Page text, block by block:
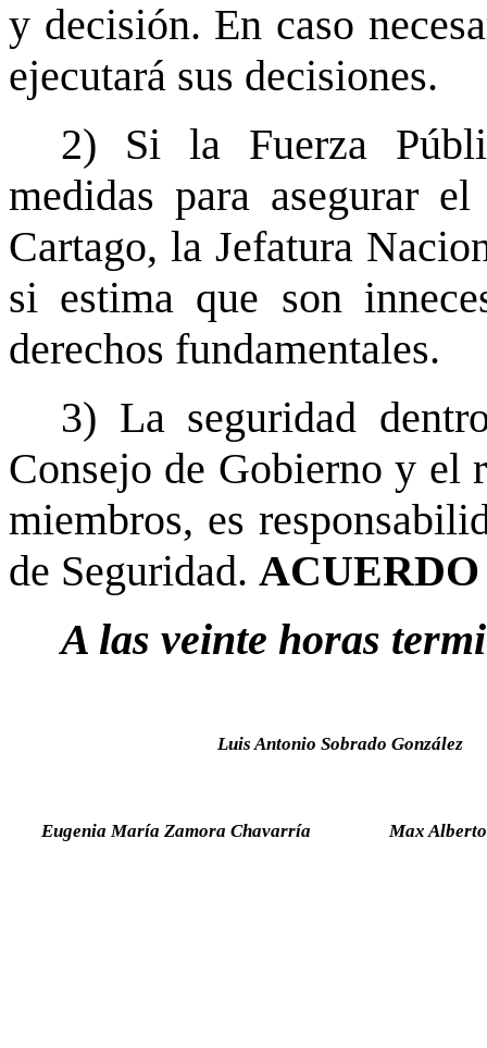
y decisión. En caso
ejecutará sus decisiones.
2) Si la Fuerza
medidas para asegurar
Cartago, la Jefatura
si estima que son
derechos fundamentales.
3) La seguridad
Consejo de Gobierno y el
miembros, es
de Seguridad.
A las veinte horas
Luis Antonio Sobrado González
Eugenia María Zamora Chavarría Max